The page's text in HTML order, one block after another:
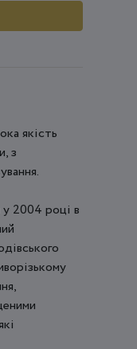
якість
з
у 2004 році в